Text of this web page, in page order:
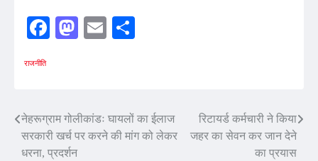
Facebook
Mastodon
Email
राजनीति
Post
navigation
नेहरूग्राम गोलीकांडः घायलों का ईलाज
सरकारी खर्च पर करने की मांग को लेकर
धरना, प्रदर्शन
रिटायर्ड कर्मचारी ने किया
जहर का सेवन कर जान देने
का प्रयास